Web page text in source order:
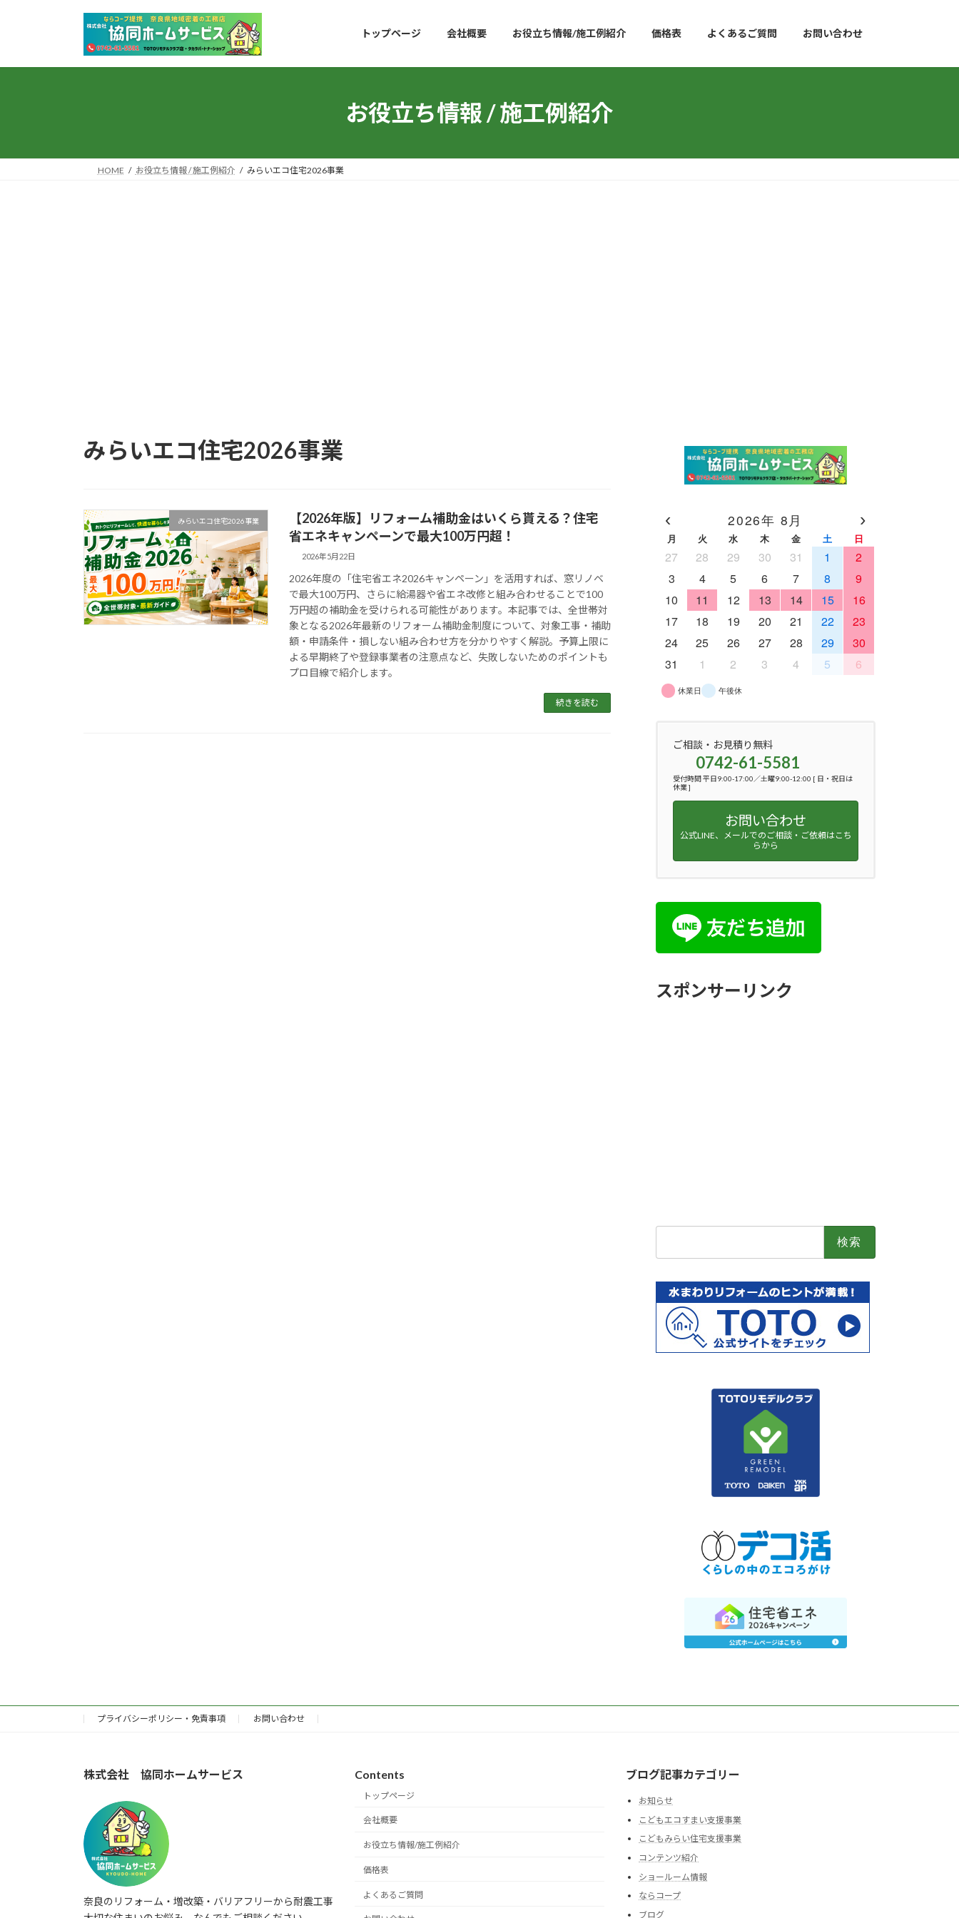
プ
動
トップページ 会社概要 お役立ち情報/施工例紹介 価格表 よくあるご質問 お問い合わせ
お役立ち情報 / 施工例紹介
HOME お役立ち情報 / 施工例紹介 みらいエコ住宅2026事業
みらいエコ住宅2026事業
みらいエコ住宅2026事業
【2026年版】リフォーム補助金はいくら貰える？住宅
省エネキャンペーンで最大100万円超！
2026年5月22日
2026年度の「住宅省エネ2026キャンペーン」を活用すれば、窓リノベ
で最大100万円、さらに給湯器や省エネ改修と組み合わせることで100
万円超の補助金を受けられる可能性があります。本記事では、全世帯対
象となる2026年最新のリフォーム補助金制度について、対象工事・補助
額・申請条件・損しない組み合わせ方を分かりやすく解説。予算上限に
よる早期終了や登録事業者の注意点など、失敗しないためのポイントも
プロ目線で紹介します。
続きを読む
‹ 2026年 8月 ›
月 火 水 木 金 土 日
27 28 29 30 31 1
2
3
4 5 6 7 8
9
10
11 12 13 14 15
16
17
18 19 20 21 22
23
24
25 26 27 28 29
30
31
1 2 3 4 5 6
休業日 午後休
ご相談・お見積り無料
0742-61-5581
受付時間 平日9:00-17:00／土曜9:00-12:00 [ 日・祝日は
休業 ]
お問い合わせ
公式LINE、メールでのご相談・ご依頼はこち
らから
スポンサーリンク
プライバシーポリシー・免責事項 お問い合わせ
株式会社 協同ホームサービス
奈良のリフォーム・増改築・バリアフリーから耐震工事
Contents
トップページ
会社概要
お役立ち情報/施工例紹介
価格表
よくあるご質問
ブログ記事カテゴリー
お知らせ
こどもエコすまい支援事業
こどもみらい住宅支援事業
コンテンツ紹介
ショールーム情報
ならコープ
ブログ